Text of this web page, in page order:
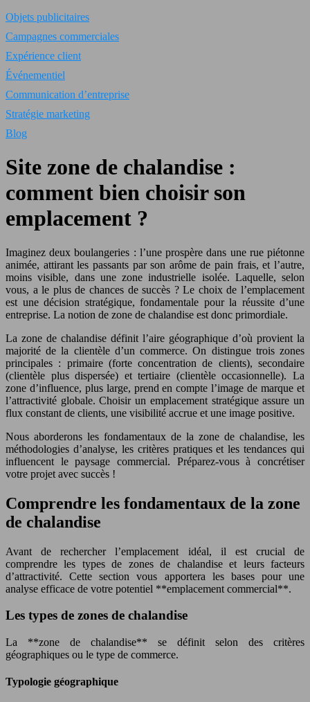
Objets publicitaires
Campagnes commerciales
Expérience client
Événementiel
Communication d’entreprise
Stratégie marketing
Blog
Site zone de chalandise :
comment bien choisir son
emplacement ?
Imaginez deux boulangeries : l’une prospère dans une rue piétonne
animée, attirant les passants par son arôme de pain frais, et l’autre,
moins visible, dans une zone industrielle isolée. Laquelle, selon
vous, a le plus de chances de succès ? Le choix de l’emplacement
est une décision stratégique, fondamentale pour la réussite d’une
entreprise. La notion de zone de chalandise est donc primordiale.
La zone de chalandise définit l’aire géographique d’où provient la
majorité de la clientèle d’un commerce. On distingue trois zones
principales : primaire (forte concentration de clients), secondaire
(clientèle plus dispersée) et tertiaire (clientèle occasionnelle). La
zone d’influence, plus large, prend en compte l’image de marque et
l’attractivité globale. Choisir un emplacement stratégique assure un
flux constant de clients, une visibilité accrue et une image positive.
Nous aborderons les fondamentaux de la zone de chalandise, les
méthodologies d’analyse, les critères pratiques et les tendances qui
influencent le paysage commercial. Préparez-vous à concrétiser
votre projet avec succès !
Comprendre les fondamentaux de la zone
de chalandise
Avant de rechercher l’emplacement idéal, il est crucial de
comprendre les types de zones de chalandise et leurs facteurs
d’attractivité. Cette section vous apportera les bases pour une
analyse efficace de votre potentiel **emplacement commercial**.
Les types de zones de chalandise
La **zone de chalandise** se définit selon des critères
géographiques ou le type de commerce.
Typologie géographique